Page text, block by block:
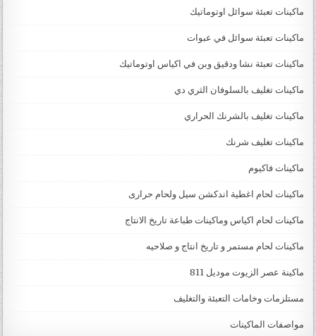
ماكينات تعبئة سوائل اوتوماتيك
ماكينات تعبئة سوائل في عبوات
ماكينات تعبئة نشا ودقيق وبن في اكياس اوتوماتيك
ماكينات تغليف بالسلوفان الثري دي
ماكينات تغليف بالشرنك الحراري
ماكينات تغليف شرنك
ماكينات فاكيوم
ماكينات لحام اغطية اندكشن سيل ولحام حرارى
ماكينات لحام اكياس وماكينات طباعة تاريخ الانتاج
ماكينات لحام مستمر و تاريخ انتاج و صلاحيه
ماكينة عصر الزيوت موديل 811
مستلزمات وخامات التعبئة والتغليف
مواصفات الماكينات